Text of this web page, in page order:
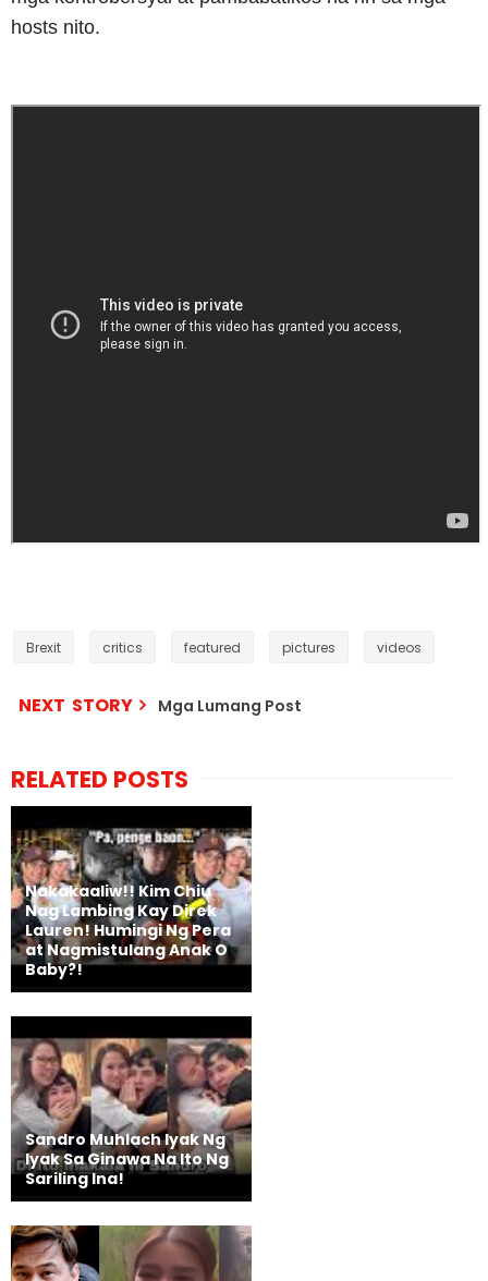
hosts nito.
Brexit critics featured pictures videos
NEXT STORY Mga Lumang Post
RELATED POSTS
Nakakaaliw!! Kim Chiu
Nag Lambing Kay Direk
Lauren! Humingi Ng Pera
at Nagmistulang Anak O
Baby?!
Sandro Muhlach Iyak Ng
Iyak Sa Ginawa Na Ito Ng
Sariling Ina!